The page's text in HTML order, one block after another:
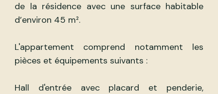
de la résidence avec une surface habitable
d’environ 45 m².
L'appartement comprend notamment les
pièces et équipements suivants :
Hall d'entrée avec placard et penderie,